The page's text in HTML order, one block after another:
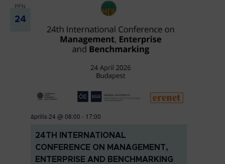
PÉN
24
április 24 @ 08:00 - 17:00
24TH INTERNATIONAL
CONFERENCE ON MANAGEMENT,
ENTERPRISE AND BENCHMARKING